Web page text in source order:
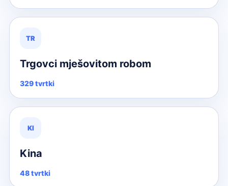
TR
Trgovci mješovitom robom
329 tvrtki
KI
Kina
48 tvrtki